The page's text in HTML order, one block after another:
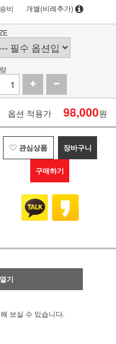
비
개별(비례추가)
옵션 적용가 98,000원
관심상품 장바구니
구매하기
기
보실 수 있습니다.